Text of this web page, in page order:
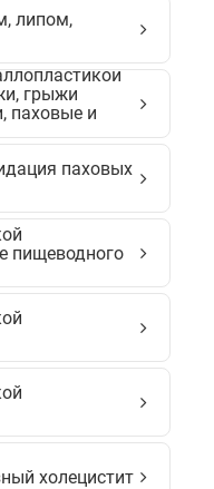
липом,
грыжи
паховые и
паховых
пищеводного
холецистит